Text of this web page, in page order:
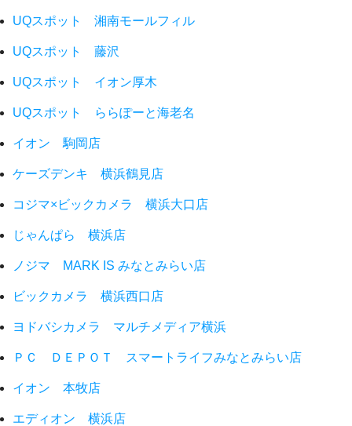
UQスポット 湘南モールフィル
UQスポット 藤沢
UQスポット イオン厚木
UQスポット ららぽーと海老名
イオン 駒岡店
ケーズデンキ 横浜鶴見店
コジマ×ビックカメラ 横浜大口店
じゃんぱら 横浜店
ノジマ MARK IS みなとみらい店
ビックカメラ 横浜西口店
ヨドバシカメラ マルチメディア横浜
ＰＣ ＤＥＰＯＴ スマートライフみなとみらい店
イオン 本牧店
エディオン 横浜店